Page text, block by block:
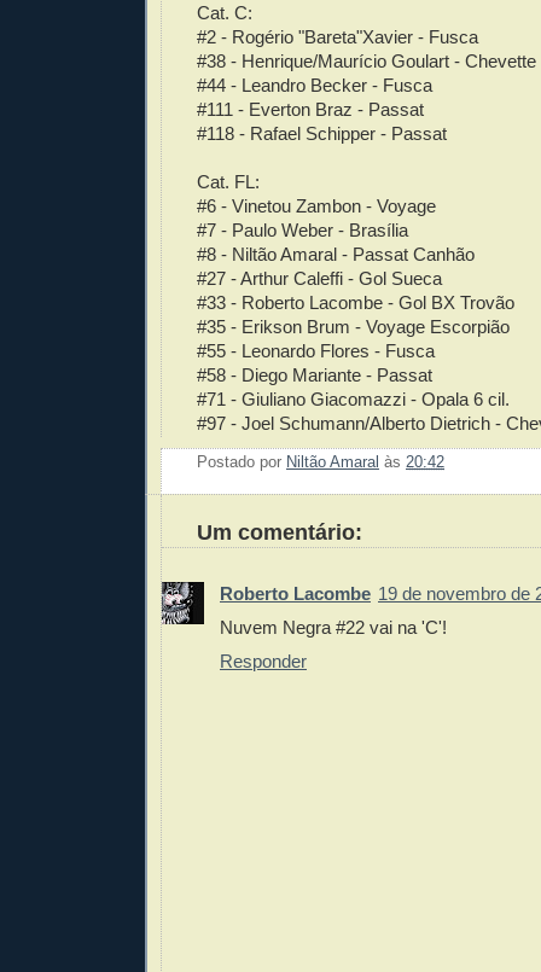
Cat. C:
#2 - Rogério "Bareta"Xavier - Fusca
#38 - Henrique/Maurício Goulart - Chevette
#44 - Leandro Becker - Fusca
#111 - Everton Braz - Passat
#118 - Rafael Schipper - Passat
Cat. FL:
#6 - Vinetou Zambon - Voyage
#7 - Paulo Weber - Brasília
#8 - Niltão Amaral - Passat Canhão
#27 - Arthur Caleffi - Gol Sueca
#33 - Roberto Lacombe - Gol BX Trovão
#35 - Erikson Brum - Voyage Escorpião
#55 - Leonardo Flores - Fusca
#58 - Diego Mariante - Passat
#71 - Giuliano Giacomazzi - Opala 6 cil.
#97 - Joel Schumann/Alberto Dietrich -
Postado por Niltão Amaral às 20:42
Um comentário:
Roberto Lacombe 19 de novembro de
Nuvem Negra #22 vai na 'C'!
Responder